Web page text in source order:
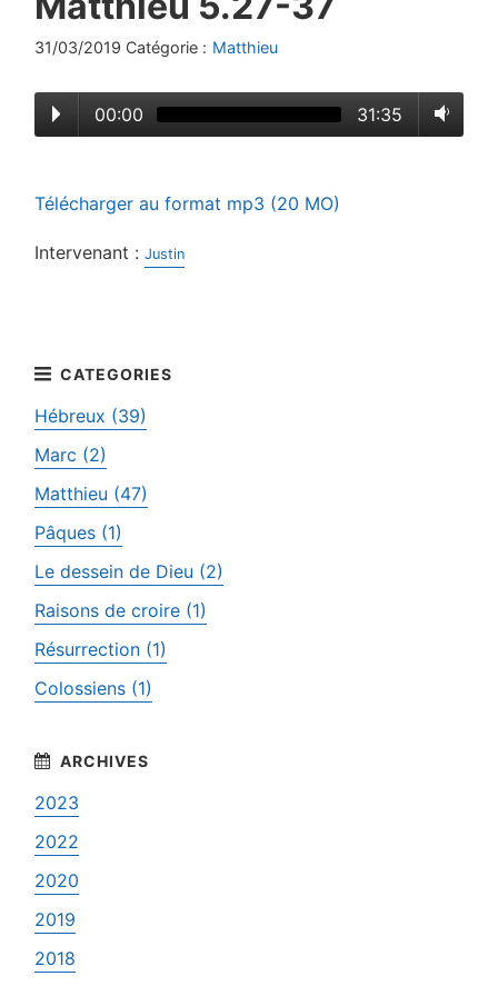
31/03/2019 Catégorie : Matthieu
00:00 31:35
Télécharger au format mp3 (20 MO)
Intervenant : Justin
Hébreux (39)
Marc (2)
Matthieu (47)
Pâques (1)
Le dessein de Dieu (2)
Raisons de croire (1)
Résurrection (1)
Colossiens (1)
2023
2022
2020
2019
2018